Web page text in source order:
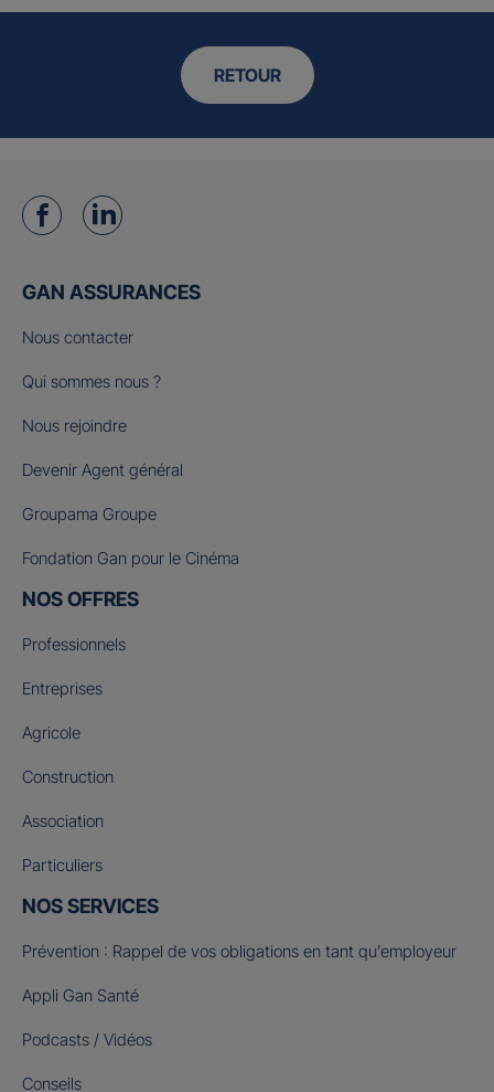
RETOUR
GAN ASSURANCES
Nous contacter
Qui sommes nous ?
Nous rejoindre
Devenir Agent général
Groupama Groupe
Fondation Gan pour le Cinéma
NOS OFFRES
Professionnels
Entreprises
Agricole
Construction
Association
Particuliers
NOS SERVICES
Prévention : Rappel de vos obligations en tant qu’employeur
Appli Gan Santé
Podcasts / Vidéos
Conseils